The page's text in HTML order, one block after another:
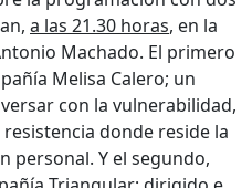
a las 21.30 horas, en la
Machado. El primero
Melisa Calero; un
con la vulnerabilidad,
donde reside la
personal. Y el segundo,